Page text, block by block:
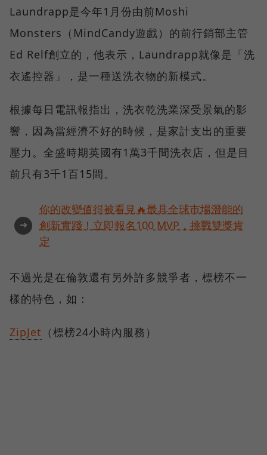
Laundrapp是今年1月份由前Moshi
Monsters（MindCandy遊戲）的前行銷部主管
Ed Relf創立的，他表示，Laundrapp就像是「洗
衣遙控器」，是一種送洗衣物的新模式。
根據每日電訊報指出，洗衣乾洗業深受景氣的影
響，因為當經濟不好的時候，是家計支出的重要
壓力。全盛時期英國有1萬3千間洗衣店，但是目
前只有3千1百15間。
➜
你的改變值得被看見🔥最具全球市場潛能的
創新實踐！立即報名100 MVP，挑戰雙獎肯
定
不過光是在倫敦還有另外許多競爭者，標榜不一
樣的特色，如：
ZipJet （標榜24小時內服務）